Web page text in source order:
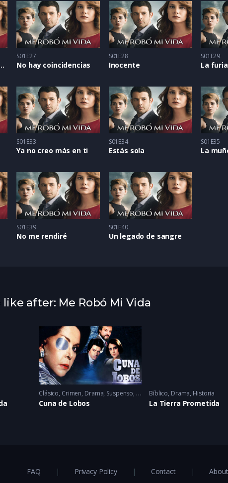
nunca más
S01E27
No hay coincidencias
S01E28
Inocente
S01E29
S01E33
Ya no creo más en ti
S01E34
Estás sola
S01E35
La
S01E39
No me rendiré
S01E40
Un legado de sangre
like after: Me Robó Mi Vida
Clásico, Crimen, Drama, Suspenso 1986
Cuna de Lobos
Bíblico, Drama, Historia
La Tierra Prometida
FAQ Privacy Policy Contact About